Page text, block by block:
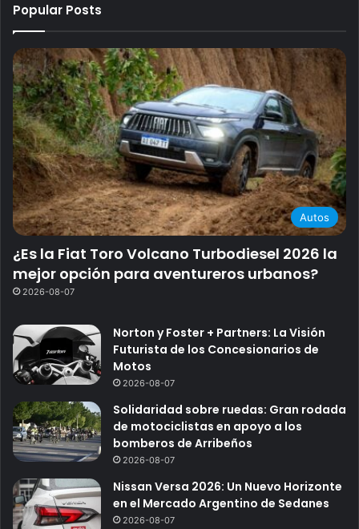
Popular Posts
Autos
¿Es la Fiat Toro Volcano Turbodiesel 2026 la
mejor opción para aventureros urbanos?
2026-08-07
Norton y Foster + Partners: La Visión
Futurista de los Concesionarios de
Motos
2026-08-07
Solidaridad sobre ruedas: Gran rodada
de motociclistas en apoyo a los
bomberos de Arribeños
2026-08-07
Nissan Versa 2026: Un Nuevo Horizonte
en el Mercado Argentino de Sedanes
2026-08-07